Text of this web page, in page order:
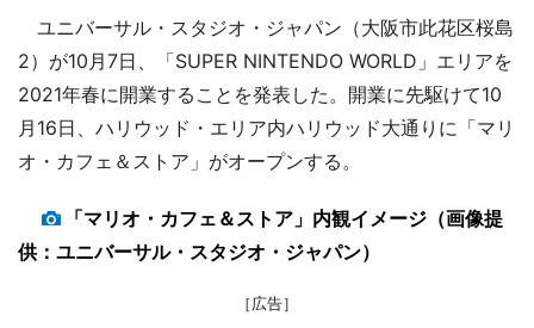
ユニバーサル・スタジオ・ジャパン（大阪市此花区桜島
2）が10月7日、「SUPER NINTENDO WORLD」エリアを
2021年春に開業することを発表した。開業に先駆けて10
月16日、ハリウッド・エリア内ハリウッド大通りに「マリ
オ・カフェ＆ストア」がオープンする。
「マリオ・カフェ＆ストア」内観イメージ（画像提
供：ユニバーサル・スタジオ・ジャパン）
［広告］